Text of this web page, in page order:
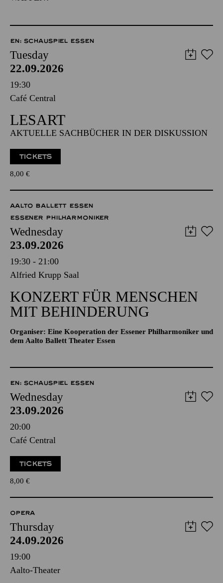
EN: SCHAUSPIEL ESSEN
Tuesday
22.09.2026
19:30
Café Central
LESART
AKTUELLE SACHBÜCHER IN DER DISKUSSION
TICKETS
8,00 €
AALTO BALLETT ESSEN
ESSENER PHILHARMONIKER
Wednesday
23.09.2026
19:30 - 21:00
Alfried Krupp Saal
KONZERT FÜR MENSCHEN
MIT BEHINDERUNG
Organiser: Eine Kooperation der Essener Philharmoniker und
dem Aalto Ballett Theater Essen
EN: SCHAUSPIEL ESSEN
Wednesday
23.09.2026
20:00
Café Central
TICKETS
8,00 €
OPERA
Thursday
24.09.2026
19:00
Aalto-Theater